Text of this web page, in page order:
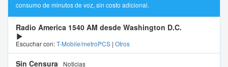
consumo de minutos de voz, sin costo adicional.
Radio America 1540 AM desde Washington D.C.
Escuchar con:T-Mobile/metroPCS | Otros
Sin Censura
Noticias